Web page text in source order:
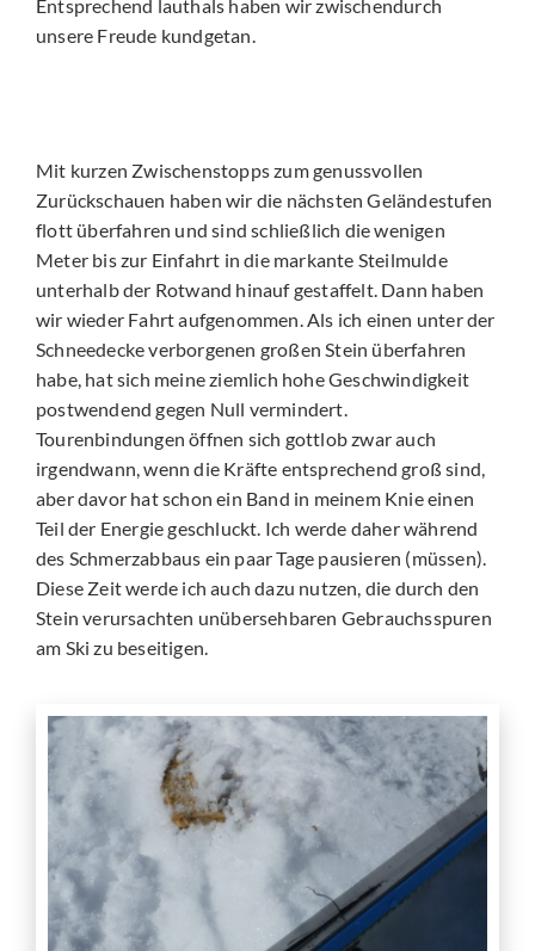
Entsprechend lauthals haben wir zwischendurch
unsere Freude kundgetan.
Mit kurzen Zwischenstopps zum genussvollen
Zurückschauen haben wir die nächsten Geländestufen
flott überfahren und sind schließlich die wenigen
Meter bis zur Einfahrt in die markante Steilmulde
unterhalb der Rotwand hinauf gestaffelt. Dann haben
wir wieder Fahrt aufgenommen. Als ich einen unter der
Schneedecke verborgenen großen Stein überfahren
habe, hat sich meine ziemlich hohe Geschwindigkeit
postwendend gegen Null vermindert.
Tourenbindungen öffnen sich gottlob zwar auch
irgendwann, wenn die Kräfte entsprechend groß sind,
aber davor hat schon ein Band in meinem Knie einen
Teil der Energie geschluckt. Ich werde daher während
des Schmerzabbaus ein paar Tage pausieren (müssen).
Diese Zeit werde ich auch dazu nutzen, die durch den
Stein verursachten unübersehbaren Gebrauchsspuren
am Ski zu beseitigen.